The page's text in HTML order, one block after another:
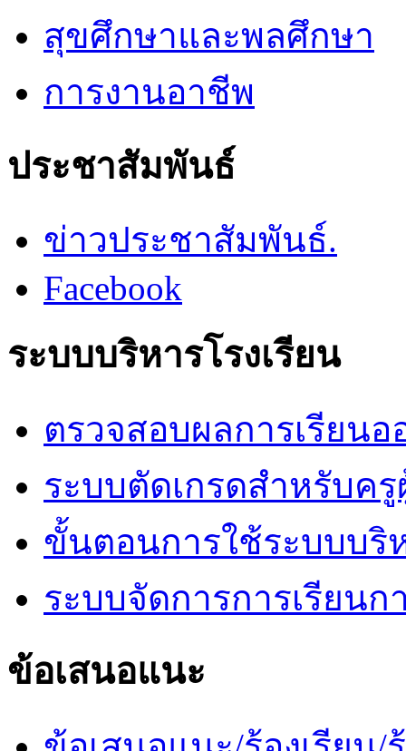
สุขศึกษาและพลศึกษา
การงานอาชีพ
ประชาสัมพันธ์
ข่าวประชาสัมพันธ์.
Facebook
ระบบบริหารโรงเรียน
ตรวจสอบผลการเรียน
ระบบตัดเกรดสำหรับค
ขั้นตอนการใช้ระบบบริ
ระบบจัดการการเรียน
ข้อเสนอแนะ